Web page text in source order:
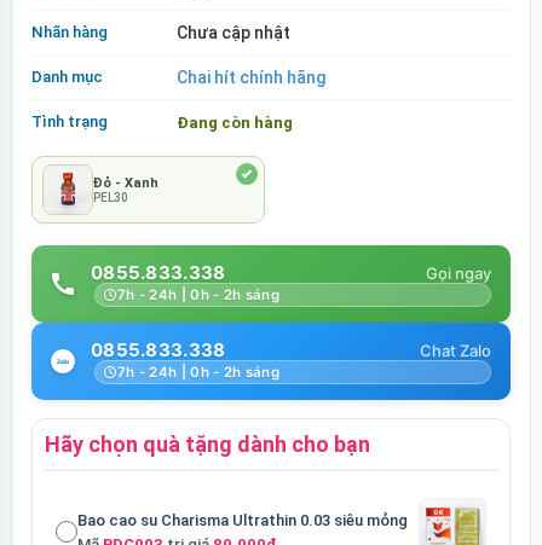
Nhãn hàng Chưa cập nhật
Danh mục Chai hít chính hãng
Tình trạng Đang còn hàng
Đỏ - Xanh
PEL30
0855.833.338
7h - 24h | 0h - 2h sáng
0855.833.338
7h - 24h | 0h - 2h sáng
Hãy chọn quà tặng dành cho bạn
Bao cao su Charisma Ultrathin 0.03 siêu mỏng